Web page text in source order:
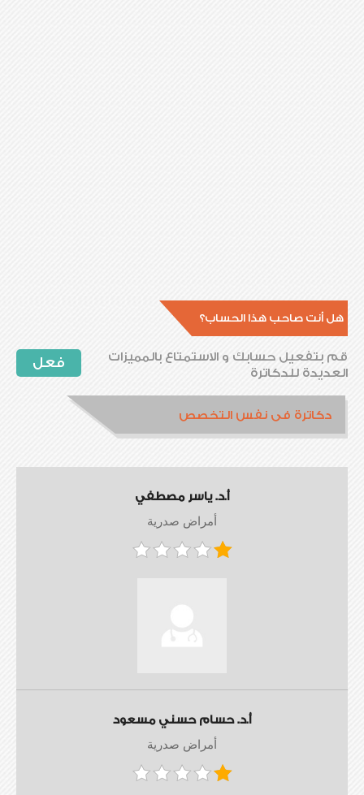
هل أنت صاحب هذا الحساب؟
فعل
قم بتفعيل حسابك و الاستمتاع بالمميزات
العديدة للدكاترة
دكاترة فى نفس التخصص
أ.د. ياسر مصطفي
أمراض صدرية
أ.د. حسام حسني مسعود
أمراض صدرية